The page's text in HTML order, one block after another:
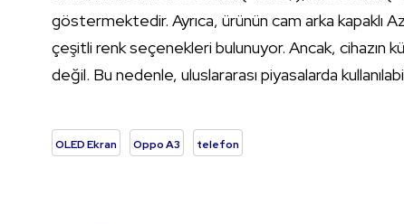
göstermektedir. Ayrıca, ürünün cam arka kapaklı
çeşitli renk seçenekleri bulunuyor. Ancak, cihazın
değil. Bu nedenle, uluslararası piyasalarda
OLED Ekran Oppo A3 telefon